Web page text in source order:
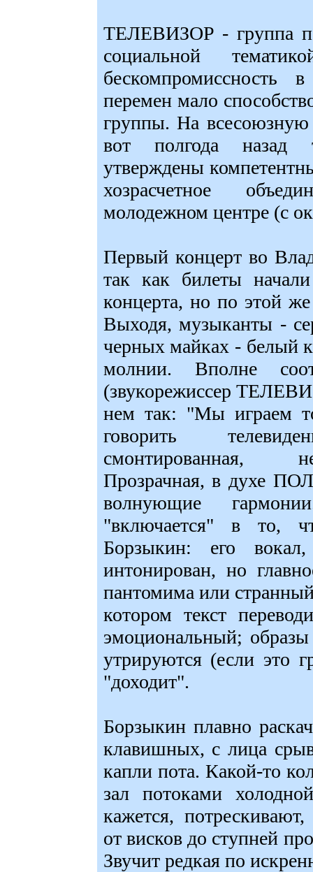
ТЕЛЕВИЗОР - группа
социальной
бескомпромиссность
перемен мало
группы. На всесоюзную
вот полгода
утверждены
хозрасчетное
молодежном центре (с
Первый концерт во
так как билеты
концерта, но по этой
Выходя, музыканты -
черных майках - белый
молнии. Вполне
(звукорежиссер
нем так: "Мы играем
говорить
смонтированная,
Прозрачная, в духе
волнующие
"включается" в то,
Борзыкин: его
интонирован, но
пантомима или
котором текст
эмоциональный;
утрируются (если это
"доходит".
Борзыкин плавно
клавишных, с лица
капли пота. Какой-то
зал потоками
кажется,
от висков до ступней
Звучит редкая по